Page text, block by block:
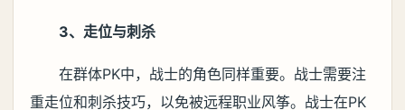
3、走位与刺杀
在群体PK中，战士的角色同样重要。战士需要注
重走位和刺杀技巧，以免被远程职业风筝。战士在PK